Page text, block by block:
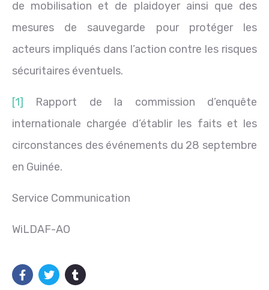
de mobilisation et de plaidoyer ainsi que des
mesures de sauvegarde pour protéger les
acteurs impliqués dans l’action contre les risques
sécuritaires éventuels.
[1]
Rapport de la commission d’enquête
internationale chargée d’établir les faits et les
circonstances des événements du 28 septembre
en Guinée.
Service Communication
WiLDAF-AO